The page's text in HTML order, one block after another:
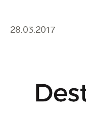
28.03.2017